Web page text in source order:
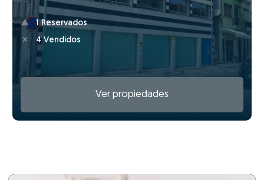
1 Reservados
4 Vendidos
Ver propiedades